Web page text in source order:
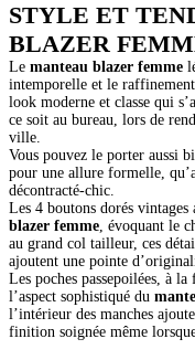
STYLE ET
BLAZER
Le manteau blazer femme
intemporelle et le
look moderne et classe qui
ce soit au bureau, lors de
ville.
Vous pouvez le porter aussi
pour une allure formelle,
décontracté-chic.
Les 4 boutons dorés vintages
blazer femme, évoquant le
au grand col tailleur, ces
ajoutent une pointe
Les poches passepoilées, à
l’aspect sophistiqué du
l’intérieur des manches
finition soignée même